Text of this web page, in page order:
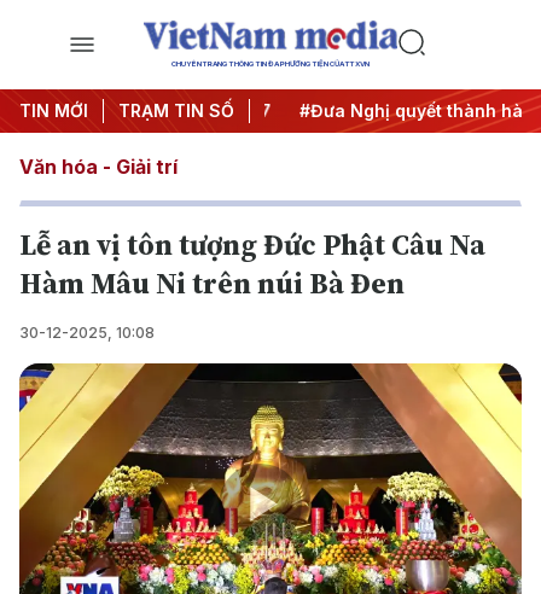
CHUYÊN TRANG THÔNG TIN ĐA PHƯƠNG TIỆN CỦA TTXVN
TIN MỚI TRẠM TIN SỐ
Trung ương 3 #APEC 2027 #Đưa Nghị quyết thành hành
Văn hóa - Giải trí
Lễ an vị tôn tượng Đức Phật Câu Na
Hàm Mâu Ni trên núi Bà Đen
30-12-2025, 10:08
Play